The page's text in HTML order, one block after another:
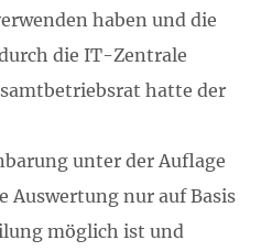
haben und die
die IT-Zentrale
hatte der
unter der Auflage
Auswertung nur auf Basis
möglich ist und